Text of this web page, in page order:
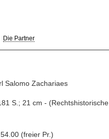
Die Partner
Salomo Zachariaes
S.; 21 cm - (Rechtshistorische
(freier Pr.)